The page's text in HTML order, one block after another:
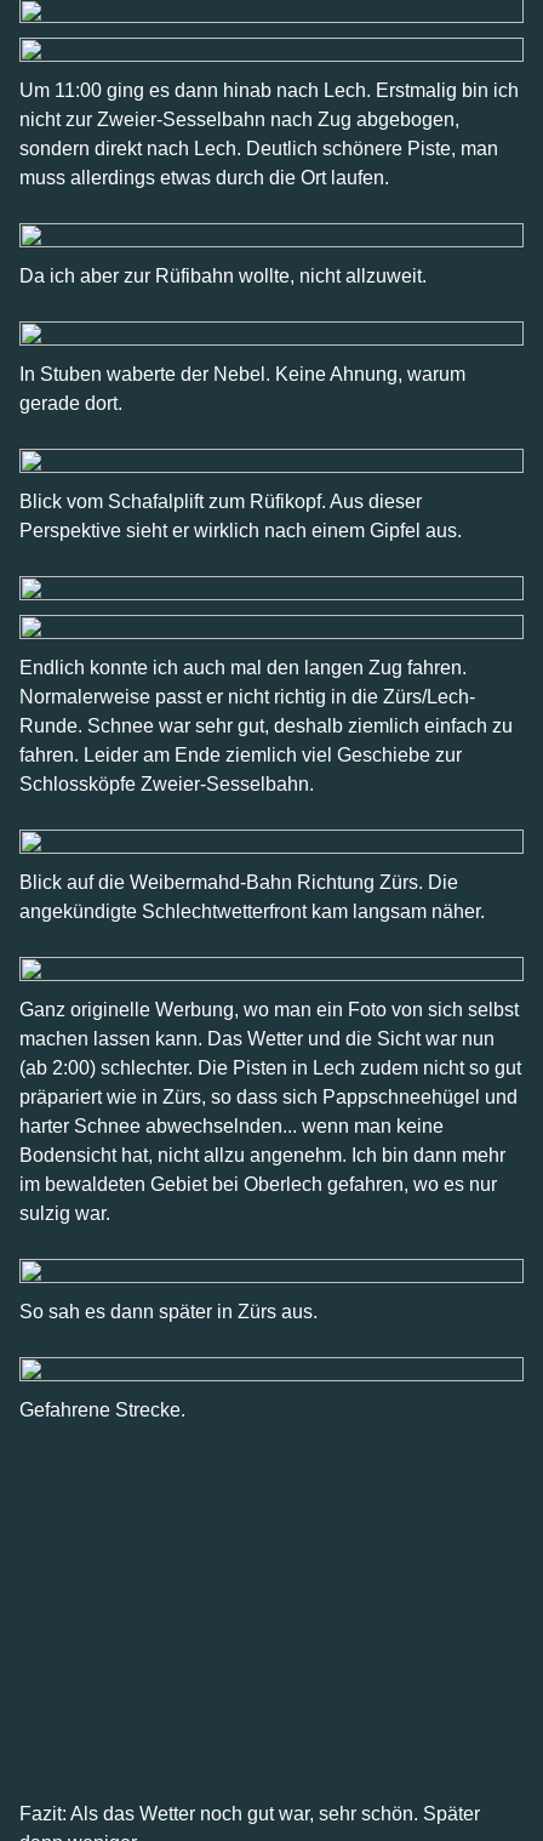
Um 11:00 ging es dann hinab nach Lech. Erstmalig bin ich
nicht zur Zweier-Sesselbahn nach Zug abgebogen,
sondern direkt nach Lech. Deutlich schönere Piste, man
muss allerdings etwas durch die Ort laufen.
Da ich aber zur Rüfibahn wollte, nicht allzuweit.
In Stuben waberte der Nebel. Keine Ahnung, warum
gerade dort.
Blick vom Schafalplift zum Rüfikopf. Aus dieser
Perspektive sieht er wirklich nach einem Gipfel aus.
Endlich konnte ich auch mal den langen Zug fahren.
Normalerweise passt er nicht richtig in die Zürs/Lech-
Runde. Schnee war sehr gut, deshalb ziemlich einfach zu
fahren. Leider am Ende ziemlich viel Geschiebe zur
Schlossköpfe Zweier-Sesselbahn.
Blick auf die Weibermahd-Bahn Richtung Zürs. Die
angekündigte Schlechtwetterfront kam langsam näher.
Ganz originelle Werbung, wo man ein Foto von sich selbst
machen lassen kann. Das Wetter und die Sicht war nun
(ab 2:00) schlechter. Die Pisten in Lech zudem nicht so gut
präpariert wie in Zürs, so dass sich Pappschneehügel und
harter Schnee abwechselnden... wenn man keine
Bodensicht hat, nicht allzu angenehm. Ich bin dann mehr
im bewaldeten Gebiet bei Oberlech gefahren, wo es nur
sulzig war.
So sah es dann später in Zürs aus.
Gefahrene Strecke.
Fazit: Als das Wetter noch gut war, sehr schön. Später